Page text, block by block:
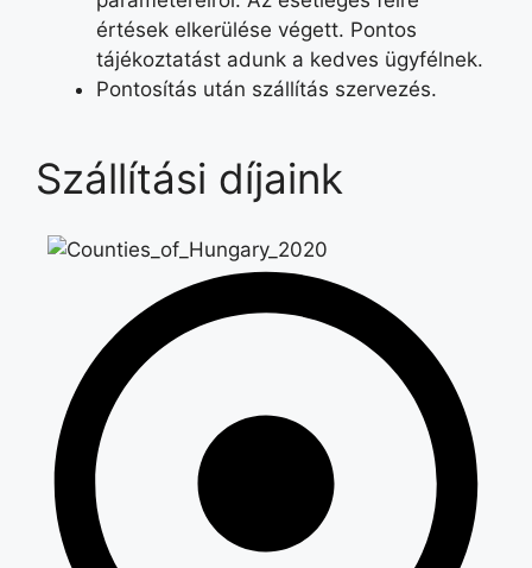
értések elkerülése végett. Pontos
tájékoztatást adunk a kedves ügyfélnek.
Pontosítás után szállítás szervezés.
Szállítási díjaink